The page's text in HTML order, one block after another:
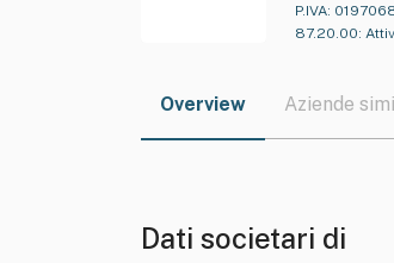
P.IVA:
87.20.00:
Overview Aziende
Dati societari di